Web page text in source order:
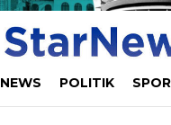
NEWS POLITIK